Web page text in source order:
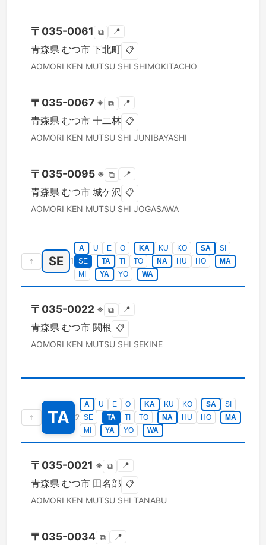
〒 035-0061 ⧉ 📍
青森県 むつ市 下北町 📋
AOMORI KEN MUTSU SHI SHIMOKITACHO
〒 035-0067 ※ ⧉ 📍
青森県 むつ市 十二林 📋
AOMORI KEN MUTSU SHI JUNIBAYASHI
〒 035-0095 ※ ⧉ 📍
青森県 むつ市 城ケ沢 📋
AOMORI KEN MUTSU SHI JOGASAWA
↑ SE 1
A U E O KA KU KO SA
SI
SE
TA TI TO NA HU HO
MA
MI
YA YO WA
〒 035-0022 ※ ⧉ 📍
青森県 むつ市 関根 📋
AOMORI KEN MUTSU SHI SEKINE
↑ TA 2
A U E O KA KU KO SA
SI
SE
TA TI TO NA HU HO
MA
MI
YA YO WA
〒 035-0021 ※ ⧉ 📍
青森県 むつ市 田名部 📋
AOMORI KEN MUTSU SHI TANABU
〒 035-0034 ⧉ 📍